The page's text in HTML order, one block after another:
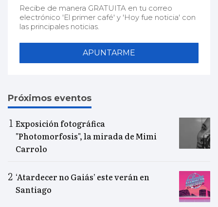
Recibe de manera GRATUITA en tu correo
electrónico 'El primer café' y 'Hoy fue noticia' con
las principales noticias.
APUNTARME
Próximos eventos
Exposición fotográfica
"Photomorfosis", la mirada de Mimi
Carrolo
‘Atardecer no Gaiás’ este verán en
Santiago